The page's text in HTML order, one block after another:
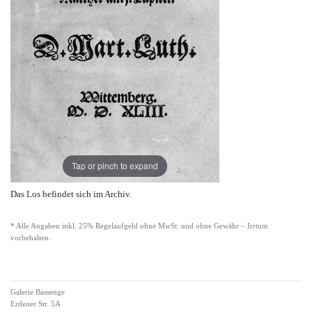
Tap or pinch to expand
Das Los befindet sich im Archiv.
* Alle Angaben inkl. 25% Regelaufgeld ohne MwSt. und ohne Gewähr – Irrtum
vorbehalten.
Galerie Bassenge
Erdener Str. 5A